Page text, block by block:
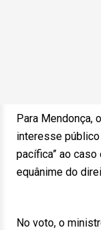
Para Mendonça,
interesse público
pacífica” ao caso
equânime do
No voto, o